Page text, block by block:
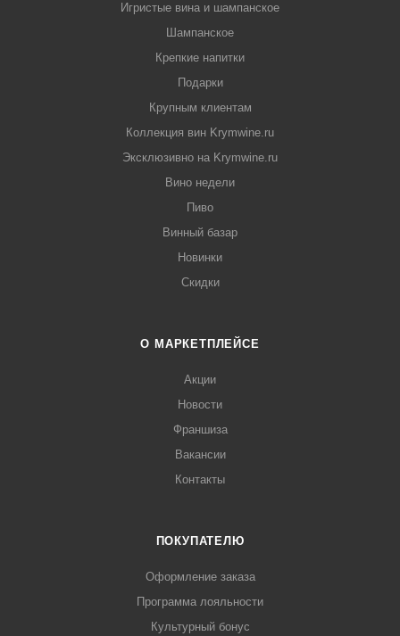
Игристые вина и шампанское
Шампанское
Крепкие напитки
Подарки
Крупным клиентам
Коллекция вин Krymwine.ru
Эксклюзивно на Krymwine.ru
Вино недели
Пиво
Винный базар
Новинки
Скидки
О МАРКЕТПЛЕЙСЕ
Акции
Новости
Франшиза
Вакансии
Контакты
ПОКУПАТЕЛЮ
Оформление заказа
Программа лояльности
Культурный бонус